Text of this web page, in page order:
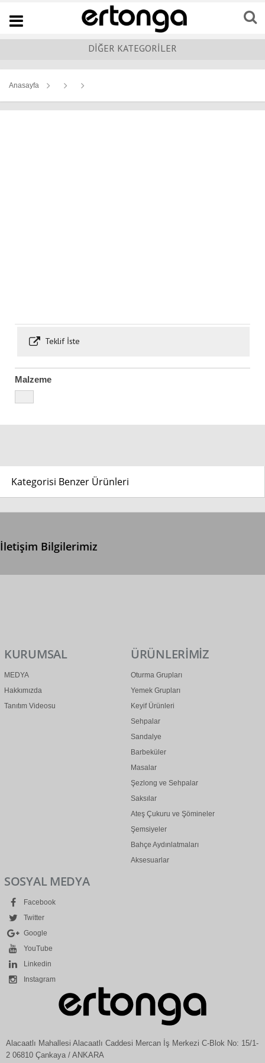
Navigation
DİĞER KATEGORİLER
Anasayfa
Teklif İste
Malzeme
Kategorisi Benzer Ürünleri
İletişim Bilgilerimiz
KURUMSAL
MEDYA
Hakkımızda
Tanıtım Videosu
ÜRÜNLERİMİZ
Oturma Grupları
Yemek Grupları
Keyif Ürünleri
Sehpalar
Sandalye
Barbeküler
Masalar
Şezlong ve Sehpalar
Saksılar
Ateş Çukuru ve Şömineler
Şemsiyeler
Bahçe Aydınlatmaları
Aksesuarlar
SOSYAL MEDYA
Facebook
Twitter
Google
YouTube
Linkedin
Instagram
Alacaatlı Mahallesi Alacaatlı Caddesi Mercan İş Merkezi C-Blok No: 15/1-
2 06810 Çankaya / ANKARA